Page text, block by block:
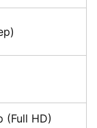
(Full HD)